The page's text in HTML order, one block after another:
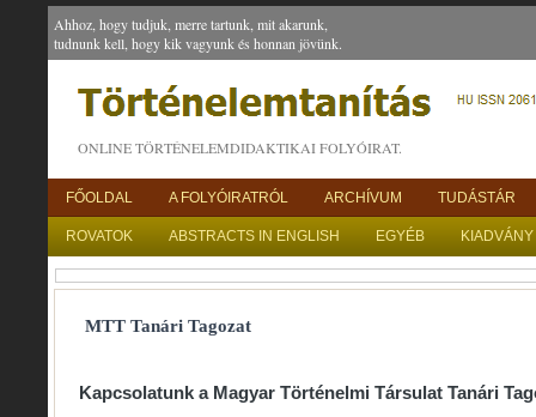
Ahhoz, hogy tudjuk, merre tartunk, mit akarunk,
tudnunk kell, hogy kik vagyunk és honnan jövünk.
ONLINE TÖRTÉNELEMDIDAKTIKAI FOLYÓIRAT.
FŐOLDAL A FOLYÓIRATRÓL ARCHÍVUM TUDÁSTÁR
ROVATOK ABSTRACTS IN ENGLISH EGYÉB
MTT Tanári Tagozat
Kapcsolatunk a Magyar Történelmi Társulat Tanári